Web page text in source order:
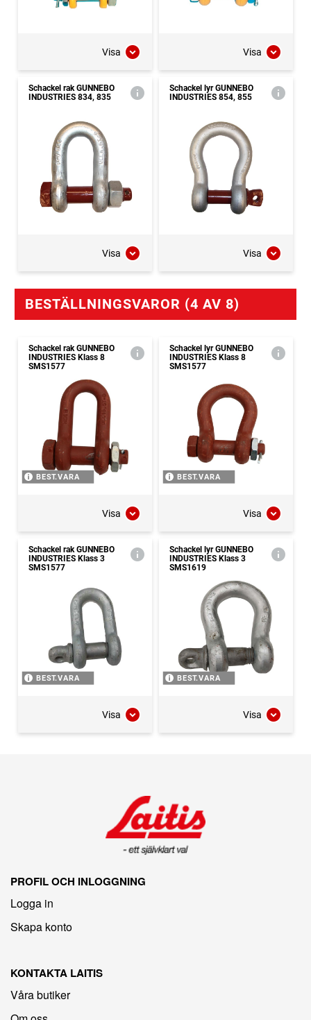
Visa Visa
Schackel rak GUNNEBO
INDUSTRIES 834, 835
Visa
Schackel lyr GUNNEBO
INDUSTRIES 854, 855
Visa
BESTÄLLNINGSVAROR (4 AV 8)
Schackel rak GUNNEBO
INDUSTRIES Klass 8
SMS1577
BEST.VARA
Visa
Schackel lyr GUNNEBO
INDUSTRIES Klass 8
SMS1577
BEST.VARA
Visa
Schackel rak GUNNEBO
INDUSTRIES Klass 3
SMS1577
BEST.VARA
Visa
Schackel lyr GUNNEBO
INDUSTRIES Klass 3
SMS1619
BEST.VARA
Visa
PROFIL OCH INLOGGNING
Logga in
Skapa konto
KONTAKTA LAITIS
Våra butiker